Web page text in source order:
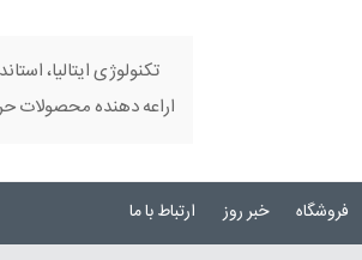
تکنولوژی ایتالیا،
اراعه دهنده محصولات
فروشگاه خبر روز ارتباط با ما